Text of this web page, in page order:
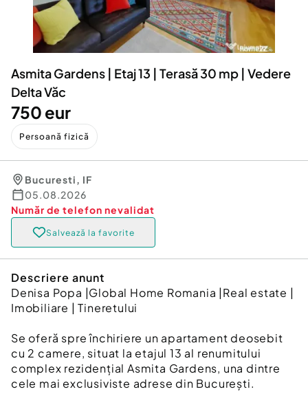
Servicii
Animale de companie
Afaceri și echipamente profesionale
Inchiriere Bunuri si Vehicule
Utilaje agricole si industriale
Piese auto si accesorii
Dacia Duster
Asmita Gardens | Etaj 13 | Terasă 30 mp | Vedere
Delta Văc
750 eur
Persoană fizică
Bucuresti, IF
05.08.2026
Număr de telefon nevalidat
Salvează la favorite
Descriere anunt
Denisa Popa |Global Home Romania |Real estate |
Imobiliare | Tineretului
Se oferă spre închiriere un apartament deosebit
cu 2 camere, situat la etajul 13 al renumitului
complex rezidențial Asmita Gardens, una dintre
cele mai exclusiviste adrese din București.